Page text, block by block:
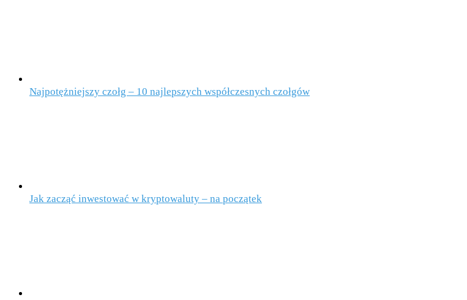
Najpotężniejszy czołg – 10 najlepszych współczesnych czołgów
Jak zacząć inwestować w kryptowaluty – na początek